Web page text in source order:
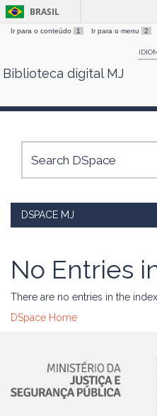
Skip
BRASIL
Ir para o conteúdo 1 Ir para o menu 2
Biblioteca digital MJ
DSPACE MJ
No Entries
There are no entries in the
DSpace Home